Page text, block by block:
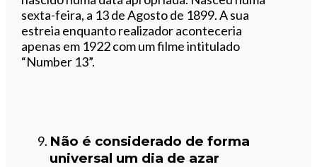
sexta-feira, a 13 de Agosto de 1899. A sua
estreia enquanto realizador aconteceria
apenas em 1922 com um filme intitulado
“Number 13”.
Não é considerado de forma
universal um dia de azar